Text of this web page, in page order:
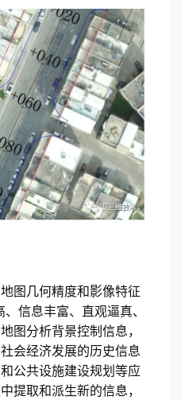
图几何精度和影像特征
信息丰富、直观逼真、
图分析背景控制信息，
会经济发展的历史信息
公共设施建设规划等应
提取和派生新的信息，